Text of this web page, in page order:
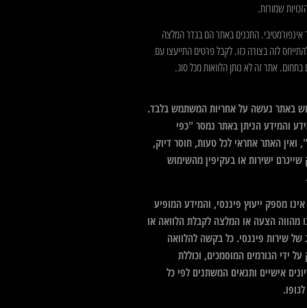
שמורות.
אינפורמטיבי. התכנים באתר הם בגדר המלצה
לזה בצורה כזו. לקבל פרטים התייעצו עם
בתחום. אתר זה לא נותן הלוואות מכל סוג.
באתר נעשה על אחריות המשתמש בלבד.
והמידע הניתן באתר נמסר "כפי
ואין האתר אחראי לכל טעות, חוסר דיוק,
שייגרם ישירות או בעקיפין מהשימוש
מספק ייעוץ פיננסי, והמידע המופיע
מהווה הצעה או המלצה לקבלת הלוואה או
של שירות פיננסי. כל בקשה להלוואה
על ידי הגורמים המוסמכים, וכוללת
אישיים ותנאים המשתנים לפי כל